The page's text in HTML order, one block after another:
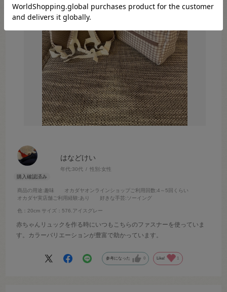
はなどけい
年代:30代 性別:女性
商品の用途:趣味 オカダヤオンラインショップご利用回数:4～5回くらい
オカダヤ実店舗ご利用経験:あり 好きな手芸:ソーイング
色：20cm サイズ：576.アイスグレー
赤ちゃんリュックを作る時にいつもこちらのファスナーを使っていま
す。カラーバリエーションが豊富で助かっています。
参考になった 0 Like! 1